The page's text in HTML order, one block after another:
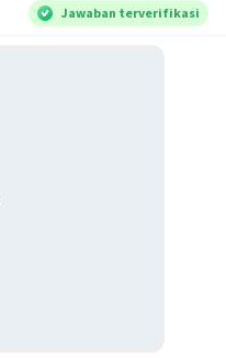
Jawaban terverifikasi